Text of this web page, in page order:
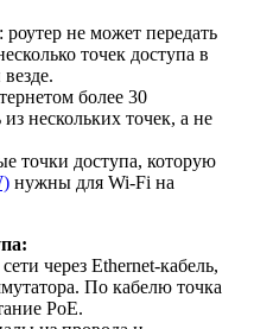
не может передать
точек доступа в
более 30
нескольких точек, а не
точки доступа, которую
нужны для Wi-Fi на
через Ethernet-кабель,
По кабелю точка
PoE.